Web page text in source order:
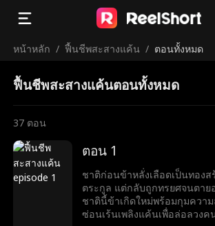
หน้าหลัก / ฟื้นชีพสะสางแค้น / ตอนทั้งหมด
ฟื้นชีพสะสางแค้นตอนทั้งหมด
37 ตอน
ตอน 1
ชาติก่อนข้าหลั่งเลือดเป็นทองส
ตระกูล แต่กลับถูกทรยศจนตาย
ชาตินี้ข้าเกิดใหม่พร้อมกุมควา
ซ่อนเร้นเพลิงแค้นเพื่อล่อลวง